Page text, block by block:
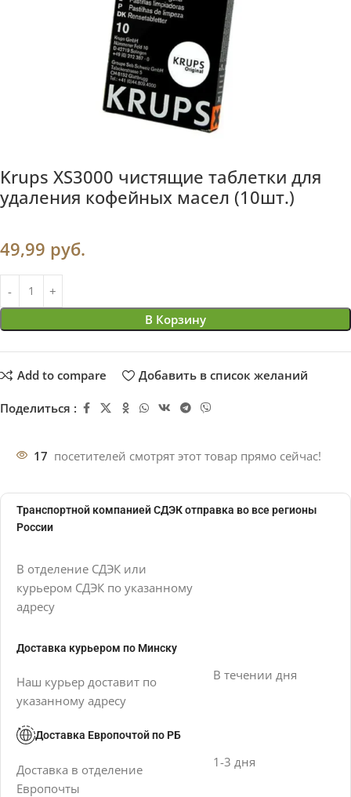
Krups XS3000 чистящие таблетки для
удаления кофейных масел (10шт.)
49,99 руб.
В Корзину
Add to compare Добавить в список желаний
Поделиться :
17 посетителей смотрят этот товар прямо сейчас!
Транспортной компанией СДЭК отправка во все регионы
России
В отделение СДЭК или
курьером СДЭК по указанному
адресу
Доставка курьером по Минску
Наш курьер доставит по
указанному адресу
В течении дня
Доставка Европочтой по РБ
Доставка в отделение
Европочты
1-3 дня